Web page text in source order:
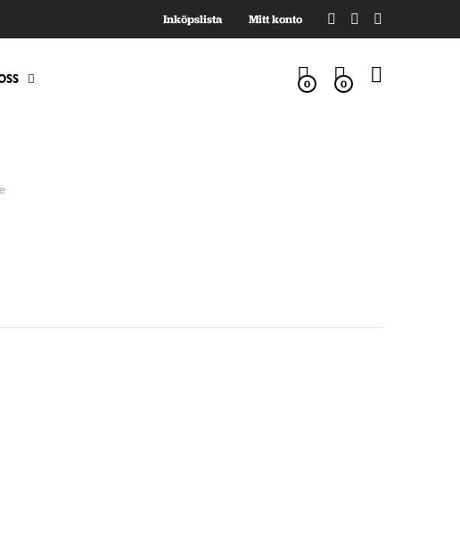
Inköpslista Mitt konto
0 0